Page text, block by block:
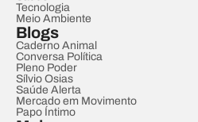
Tecnologia
Meio Ambiente
Blogs
Caderno Animal
Conversa Política
Pleno Poder
Sílvio Osias
Saúde Alerta
Mercado em Movimento
Papo Íntimo